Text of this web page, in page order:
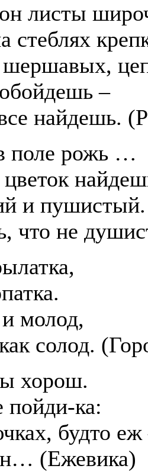
листы
стеблях
шершавых,
–
найдешь.
поле рожь …
и пушистый.
что не
молод,
солод.
хорош.
пойди-ка:
будто еж
(Ежевика)